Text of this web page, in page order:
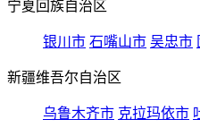
宁夏回族自治区
银川市 石嘴山市 吴忠市
新疆维吾尔自治区
乌鲁木齐市 克拉玛依市